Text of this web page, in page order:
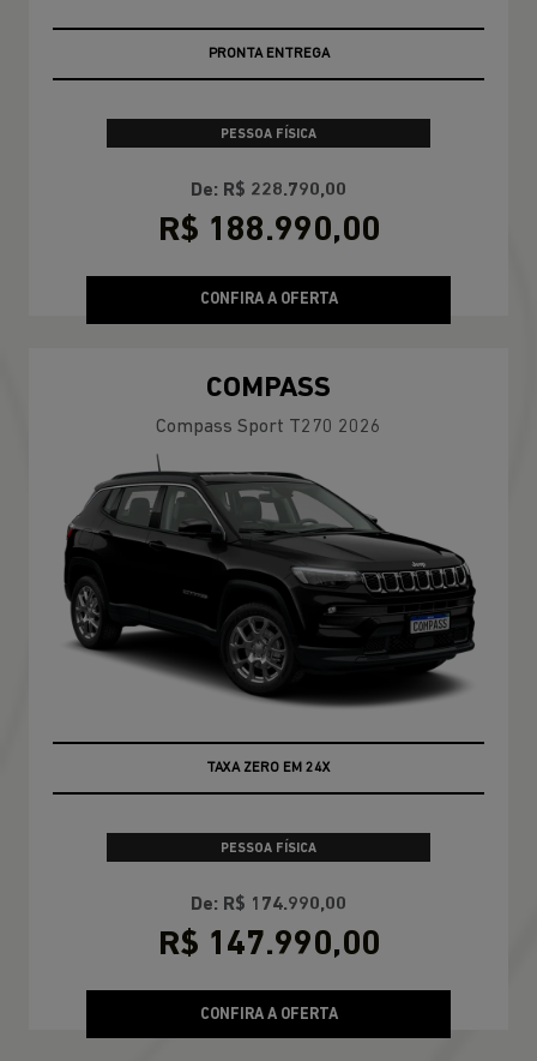
PRONTA ENTREGA
PESSOA FÍSICA
De: R$ 228.790,00
R$ 188.990,00
CONFIRA A OFERTA
COMPASS
Compass Sport T270 2026
TAXA ZERO EM 24X
PESSOA FÍSICA
De: R$ 174.990,00
R$ 147.990,00
CONFIRA A OFERTA